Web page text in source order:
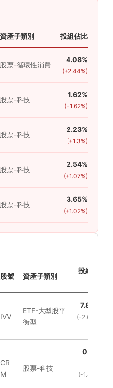
資產子類別 投組佔比
股票-循環性消費
4.08%
(+2.44%)
股票-科技
1.62%
(+1.62%)
股票-科技
2.23%
(+1.3%)
股票-科技
2.54%
(+1.07%)
股票-科技
3.65%
(+1.02%)
股號 資產子類別
投組佔
IVV
ETF-大型股平
衡型
7.81%
(-2.64%
CR
M
股票-科技
0.00
(-1.87%